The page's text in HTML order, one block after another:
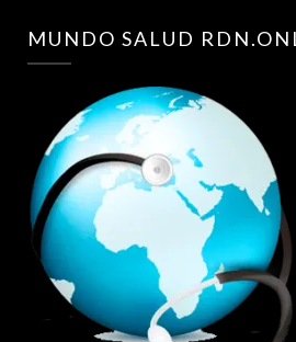
MUNDO SALUD